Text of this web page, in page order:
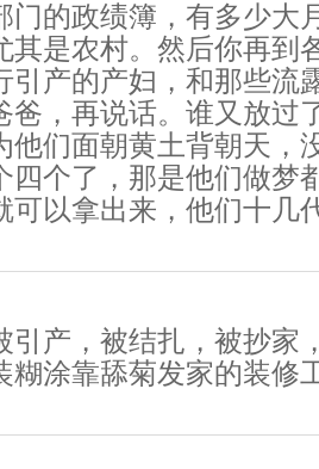
门的政绩簿，有多少大
其是农村。然后你再到
引产的产妇，和那些流
爸，再说话。谁又放过
他们面朝黄土背朝天，
四个了，那是他们做梦
可以拿出来，他们十几
引产，被结扎，被抄家
糊涂靠舔菊发家的装修